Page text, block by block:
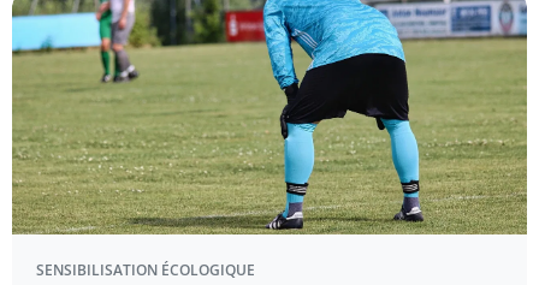
SENSIBILISATION ÉCOLOGIQUE